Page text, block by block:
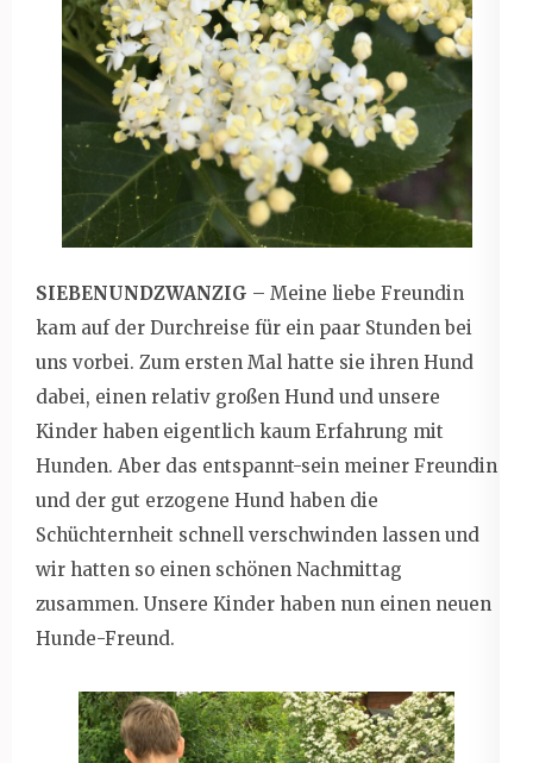
SIEBENUNDZWANZIG – Meine liebe Freundin
kam auf der Durchreise für ein paar Stunden bei
uns vorbei. Zum ersten Mal hatte sie ihren Hund
dabei, einen relativ großen Hund und unsere
Kinder haben eigentlich kaum Erfahrung mit
Hunden. Aber das entspannt-sein meiner Freundin
und der gut erzogene Hund haben die
Schüchternheit schnell verschwinden lassen und
wir hatten so einen schönen Nachmittag
zusammen. Unsere Kinder haben nun einen neuen
Hunde-Freund.